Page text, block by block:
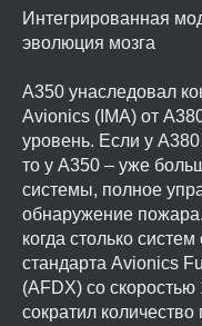
Интегрированная
эволюция мозга
A350 унаследовал
Avionics (IMA) от
уровень. Если у
то у A350 – уже
системы, полное
обнаружение
когда столько
стандарта Avionics
(AFDX) со скоростью
сократил